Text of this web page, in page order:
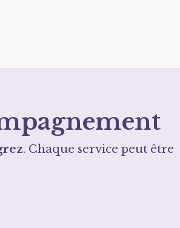
. Chaque service peut être